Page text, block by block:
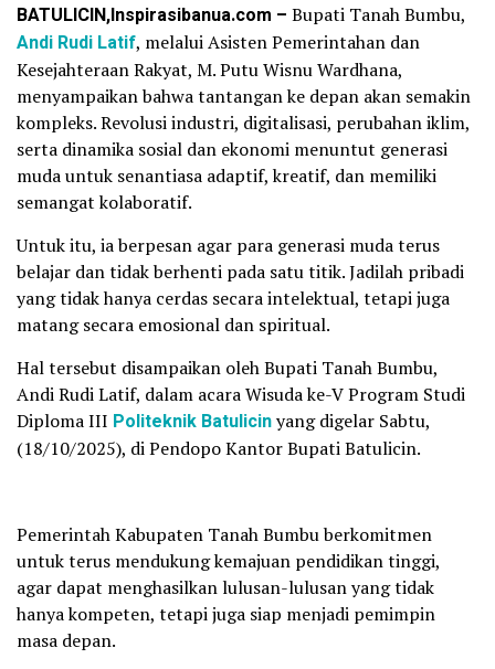
BATULICIN,Inspirasibanua.com – Bupati Tanah Bumbu,
Andi Rudi Latif, melalui Asisten Pemerintahan dan
Kesejahteraan Rakyat, M. Putu Wisnu Wardhana,
menyampaikan bahwa tantangan ke depan akan semakin
kompleks. Revolusi industri, digitalisasi, perubahan iklim,
serta dinamika sosial dan ekonomi menuntut generasi
muda untuk senantiasa adaptif, kreatif, dan memiliki
semangat kolaboratif.
Untuk itu, ia berpesan agar para generasi muda terus
belajar dan tidak berhenti pada satu titik. Jadilah pribadi
yang tidak hanya cerdas secara intelektual, tetapi juga
matang secara emosional dan spiritual.
Hal tersebut disampaikan oleh Bupati Tanah Bumbu,
Andi Rudi Latif, dalam acara Wisuda ke-V Program Studi
Diploma III Politeknik Batulicinyang digelar Sabtu,
(18/10/2025), di Pendopo Kantor Bupati Batulicin.
Pemerintah Kabupaten Tanah Bumbu berkomitmen
untuk terus mendukung kemajuan pendidikan tinggi,
agar dapat menghasilkan lulusan-lulusan yang tidak
hanya kompeten, tetapi juga siap menjadi pemimpin
masa depan.